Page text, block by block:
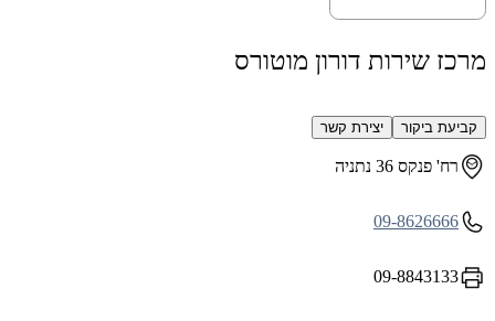
שירות דורון מוטורס
קביעת ביקור יצירת קשר
רח' פנקס 36 נתניה
09-8626666
09-8843133